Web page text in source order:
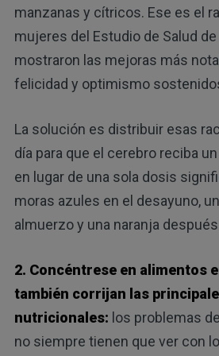
manzanas y cítricos. Ese es el
mujeres del Estudio de Salud
mostraron las mejoras más
felicidad y optimismo
La solución es distribuir esas
día para que el cerebro reciba
en lugar de una sola dosis
moras azules en el desayuno,
almuerzo y una naranja
2. Concéntrese en alimentos
también corrijan las
nutricionales: los problemas
no siempre tienen que ver con